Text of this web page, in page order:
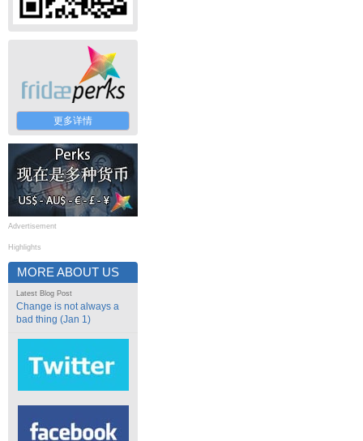
更多详情
Advertisement
Highlights
MORE ABOUT US
Latest Blog Post
Change is not always a
bad thing (Jan 1)